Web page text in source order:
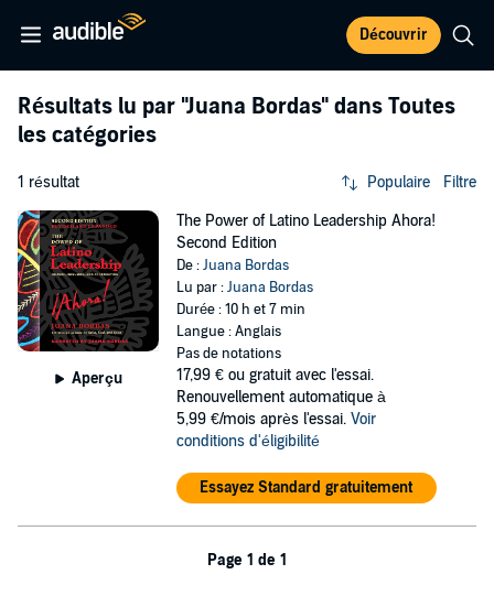
Découvrir
Résultats lu par "Juana Bordas" dans Toutes
les catégories
1 résultat Populaire Filtre
Aperçu
The Power of Latino Leadership Ahora!
Second Edition
De :Juana Bordas
Lu par :Juana Bordas
Durée : 10 h et 7 min
Langue : Anglais
Pas de notations
17,99 € ou gratuit avec l'essai.
Renouvellement automatique à
5,99 €/mois après l'essai. Voir
conditions d'éligibilité
Essayez Standard gratuitement
Page 1 de 1